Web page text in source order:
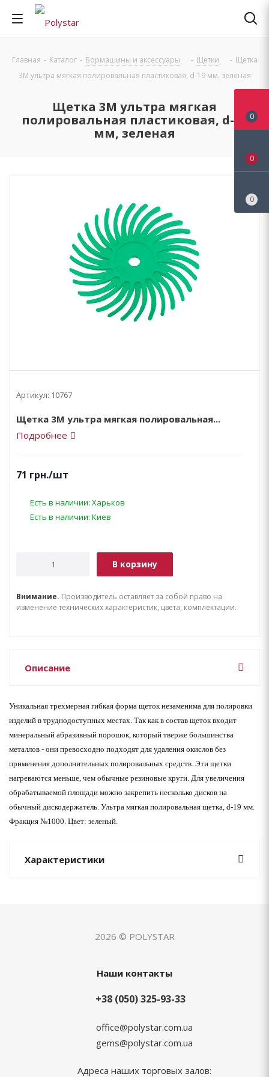
Главная - Каталог - Бормашины и аксессуары - Щетки - Щетка
3М ультра мягкая полировальная пластиковая, d-19 мм, зеленая
Щетка 3М ультра мягкая
полировальная пластиковая, d-19
мм, зеленая
Артикул: 10767
Щетка 3М ультра мягкая полировальная...
Подробнее
71 грн./шт
Есть в наличии: Харьков
Есть в наличии: Киев
В корзину
Внимание. Производитель оставляет за собой право на
изменение технических характеристик, цвета, комплектации.
Описание
Уникальная трехмерная гибкая форма щеток незаменима для полировки
изделий в труднодоступных местах. Так как в состав щеток входит
минеральный абразивный порошок, который тверже большинства
металлов - они превосходно подходят для удаления окислов без
применения дополнительных полировальных средств. Эти щетки
нагреваются меньше, чем обычные резиновые круги. Для увеличения
обрабатываемой площади можно закрепить несколько дисков на
обычный дискодержатель. Ультра мягкая полировальная щетка, d-19 мм.
Фракция №1000. Цвет: зеленый.
Характеристики
2026 © POLYSTAR
Наши контакты
+38 (050) 325-93-33
office@polystar.com.ua
gems@polystar.com.ua
Адреса наших торговых залов:
0
0
0